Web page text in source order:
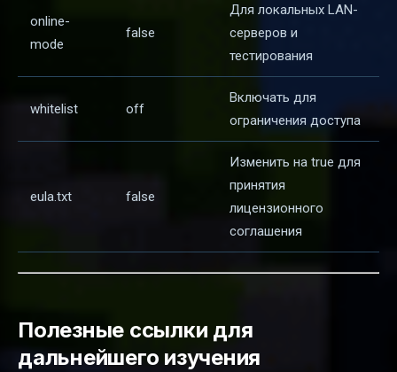
online-
mode
false
Для локальных LAN-
серверов и
тестирования
whitelist off
Включать для
ограничения доступа
eula.txt false
Изменить на true для
принятия
лицензионного
соглашения
Полезные ссылки для
дальнейшего изучения